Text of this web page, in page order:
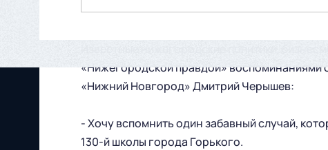
«Нижегородской правдой» воспоминаниями
«Нижний Новгород» Дмитрий Черышев:
- Хочу вспомнить один забавный случай,
130-й школы города Горького.